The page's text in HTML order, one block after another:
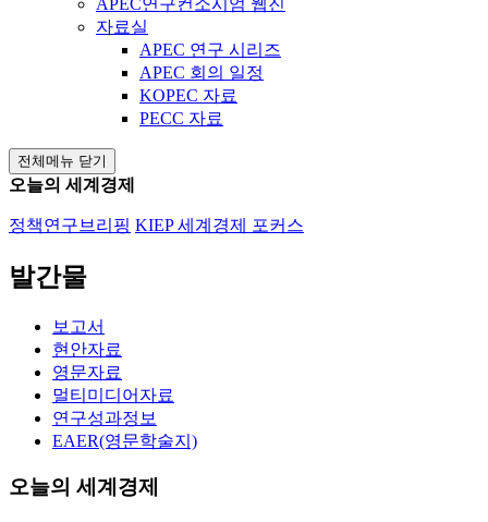
자료실
APEC 연구 시리즈
APEC 회의 일정
KOPEC 자료
PECC 자료
전체메뉴 닫기
오늘의 세계경제
정책연구브리핑 KIEP 세계경제 포커스
발간물
보고서
현안자료
영문자료
멀티미디어자료
연구성과정보
EAER(영문학술지)
오늘의 세계경제